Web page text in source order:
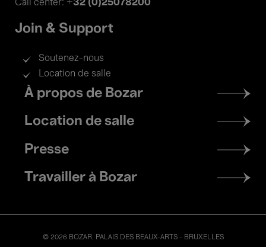
Call center: +32 (0)25078200
Join & Support
Soutenez-nous
Location de salle
Footer
menu
À propos de Bozar
Location de salle
Presse
Travailler à Bozar
© 2026 BOZAR. PALAIS DES BEAUX-ARTS - BRUXELLES